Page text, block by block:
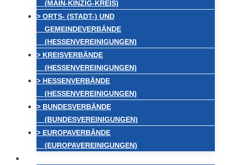
(MAIN-KINZIG-KREIS)
> ORTS- (STADT-) UND
GEMEINDEVERBÄNDE
(HESSENVEREINIGUNGEN)
> KREISVERBÄNDE
(HESSENVEREINIGUNGEN)
> HESSENVERBÄNDE
(HESSENVEREINIGUNGEN)
> BUNDESVERBÄNDE
(BUNDESVEREINIGUNGEN)
> EUROPAVERBÄNDE
(EUROPAVEREINIGUNGEN)